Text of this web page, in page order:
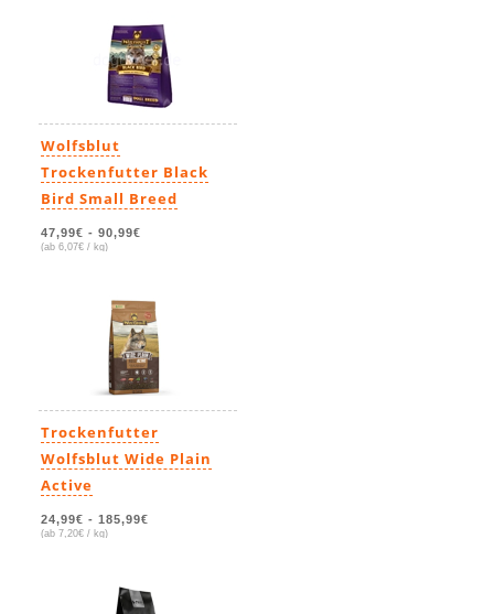
Wolfsblut
Trockenfutter Black
Bird Small Breed
47,99€ - 90,99€
(ab 6,07€ / kg)
Trockenfutter
Wolfsblut Wide Plain
Active
24,99€ - 185,99€
(ab 7,20€ / kg)